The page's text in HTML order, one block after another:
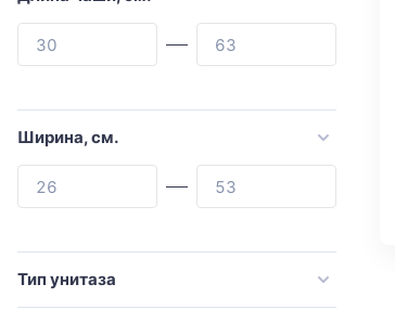
Azario
Black&White
Ширина, см.
Тип унитаза